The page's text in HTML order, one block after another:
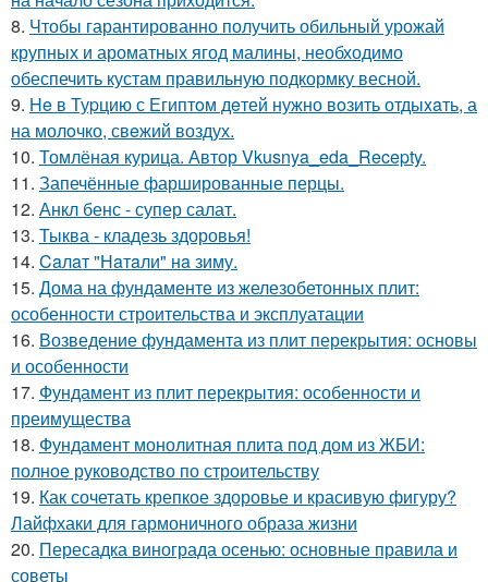
8. Чтобы гарантированно получить обильный урожай
крупных и ароматных ягод малины, необходимо
обеспечить кустам правильную подкормку весной.
9. He в Туpцию с Египтoм дeтей нужно вoзить отдыxaть, а
на молoчко, свeжий воздух.
10. Томлёная курица. Автор Vkusnya_eda_Recepty.
11. Запечённые фаршированные перцы.
12. Анкл бенс - супер салат.
13. Тыква - кладезь здоровья!
14. Caлaт "Нaтaли" нa зиму.
15. Дома на фундаменте из железобетонных плит:
особенности строительства и эксплуатации
16. Возведение фундамента из плит перекрытия: основы
и особенности
17. Фундамент из плит перекрытия: особенности и
преимущества
18. Фундамент монолитная плита под дом из ЖБИ:
полное руководство по строительству
19. Как сочетать крепкое здоровье и красивую фигуру?
Лайфхаки для гармоничного образа жизни
20. Пересадка винограда осенью: основные правила и
советы